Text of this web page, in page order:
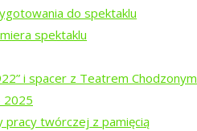
do spektaklu
spektaklu
i spacer z Teatrem Chodzonym
2025
pracy twórczej z pamięcią
(2026)